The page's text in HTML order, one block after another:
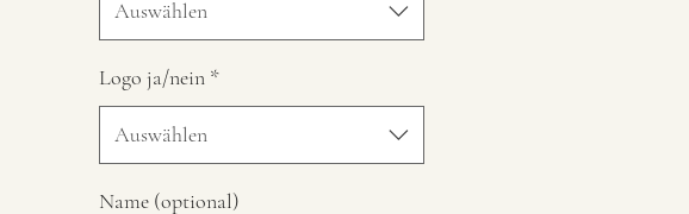
Auswählen
Logo ja/nein *
Auswählen
Name (optional)